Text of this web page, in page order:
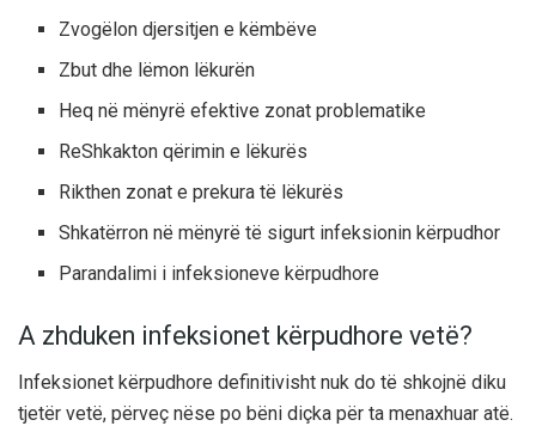
Zvogëlon djersitjen e këmbëve
Zbut dhe lëmon lëkurën
Heq në mënyrë efektive zonat problematike
ReShkakton qërimin e lëkurës
Rikthen zonat e prekura të lëkurës
Shkatërron në mënyrë të sigurt infeksionin kërpudhor
Parandalimi i infeksioneve kërpudhore
A zhduken infeksionet kërpudhore vetë?
Infeksionet kërpudhore definitivisht nuk do të shkojnë diku
tjetër vetë, përveç nëse po bëni diçka për ta menaxhuar atë.